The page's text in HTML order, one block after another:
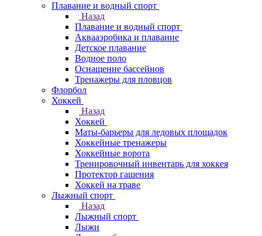
Плавание и водный спорт
Назад
Плавание и водный спорт
Аквааэробика и плавание
Детское плавание
Водное поло
Оснащение бассейнов
Тренажеры для пловцов
Флорбол
Хоккей
Назад
Хоккей
Маты-барьеры для ледовых площадок
Хоккейные тренажеры
Хоккейные ворота
Тренировочный инвентарь для хоккея
Протектор гашения
Хоккей на траве
Лыжный спорт
Назад
Лыжный спорт
Лыжи